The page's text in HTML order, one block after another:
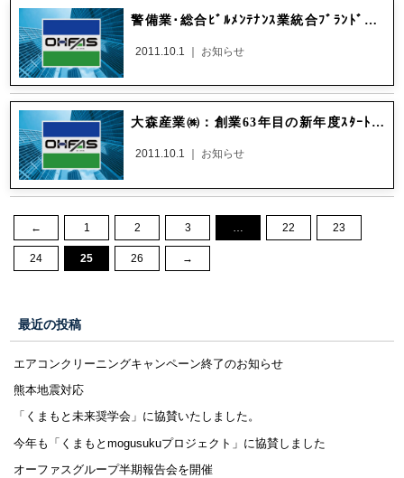
警備業･総合ﾋﾞﾙﾒﾝﾃﾅﾝｽ業統合ﾌﾞﾗﾝﾄﾞ「OHFAS」発足！新たなる挑戦ｽﾀｰﾄ！
2011.10.1 ｜ お知らせ
大森産業㈱：創業63年目の新年度ｽﾀｰﾄ！本年度もよろしくお願い致します。
2011.10.1 ｜ お知らせ
← 1 2 3 22 23
24 25 26 →
最近の投稿
エアコンクリーニングキャンペーン終了のお知らせ
熊本地震対応
「くまもと未来奨学会」に協賛いたしました。
今年も「くまもとmogusukuプロジェクト」に協賛しました
オーファスグループ半期報告会を開催